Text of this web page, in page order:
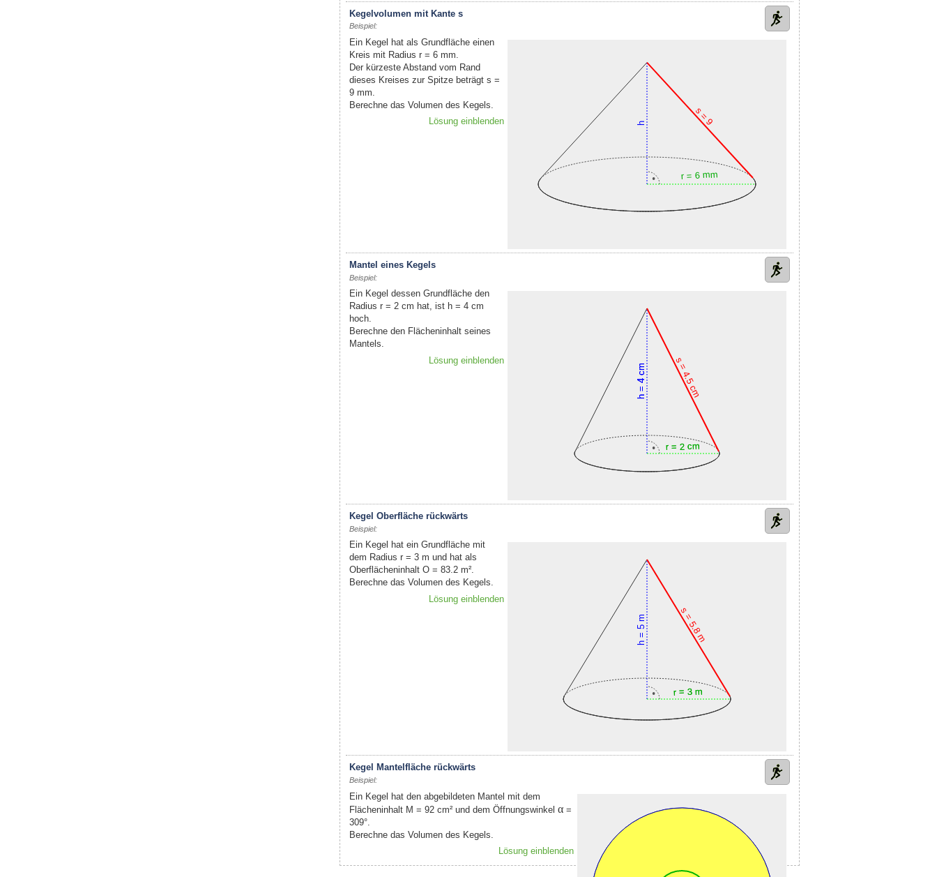
Kegelvolumen mit Kante s
Beispiel:
Ein Kegel hat als Grundfläche einen
Kreis mit Radius r = 6 mm.
Der kürzeste Abstand vom Rand
dieses Kreises zur Spitze beträgt s =
9 mm.
Berechne das Volumen des Kegels.
Lösung einblenden
Mantel eines Kegels
Beispiel:
Ein Kegel dessen Grundfläche den
Radius r = 2 cm hat, ist h = 4 cm
hoch.
Berechne den Flächeninhalt seines
Mantels.
Lösung einblenden
Kegel Oberfläche rückwärts
Beispiel:
Ein Kegel hat ein Grundfläche mit
dem Radius r = 3 m und hat als
Oberflächeninhalt O = 83.2 m².
Berechne das Volumen des Kegels.
Lösung einblenden
Kegel Mantelfläche rückwärts
Beispiel:
Ein Kegel hat den abgebildeten Mantel mit dem
Flächeninhalt M = 92 cm² und dem Öffnungswinkel α =
309°.
Berechne das Volumen des Kegels.
Lösung einblenden